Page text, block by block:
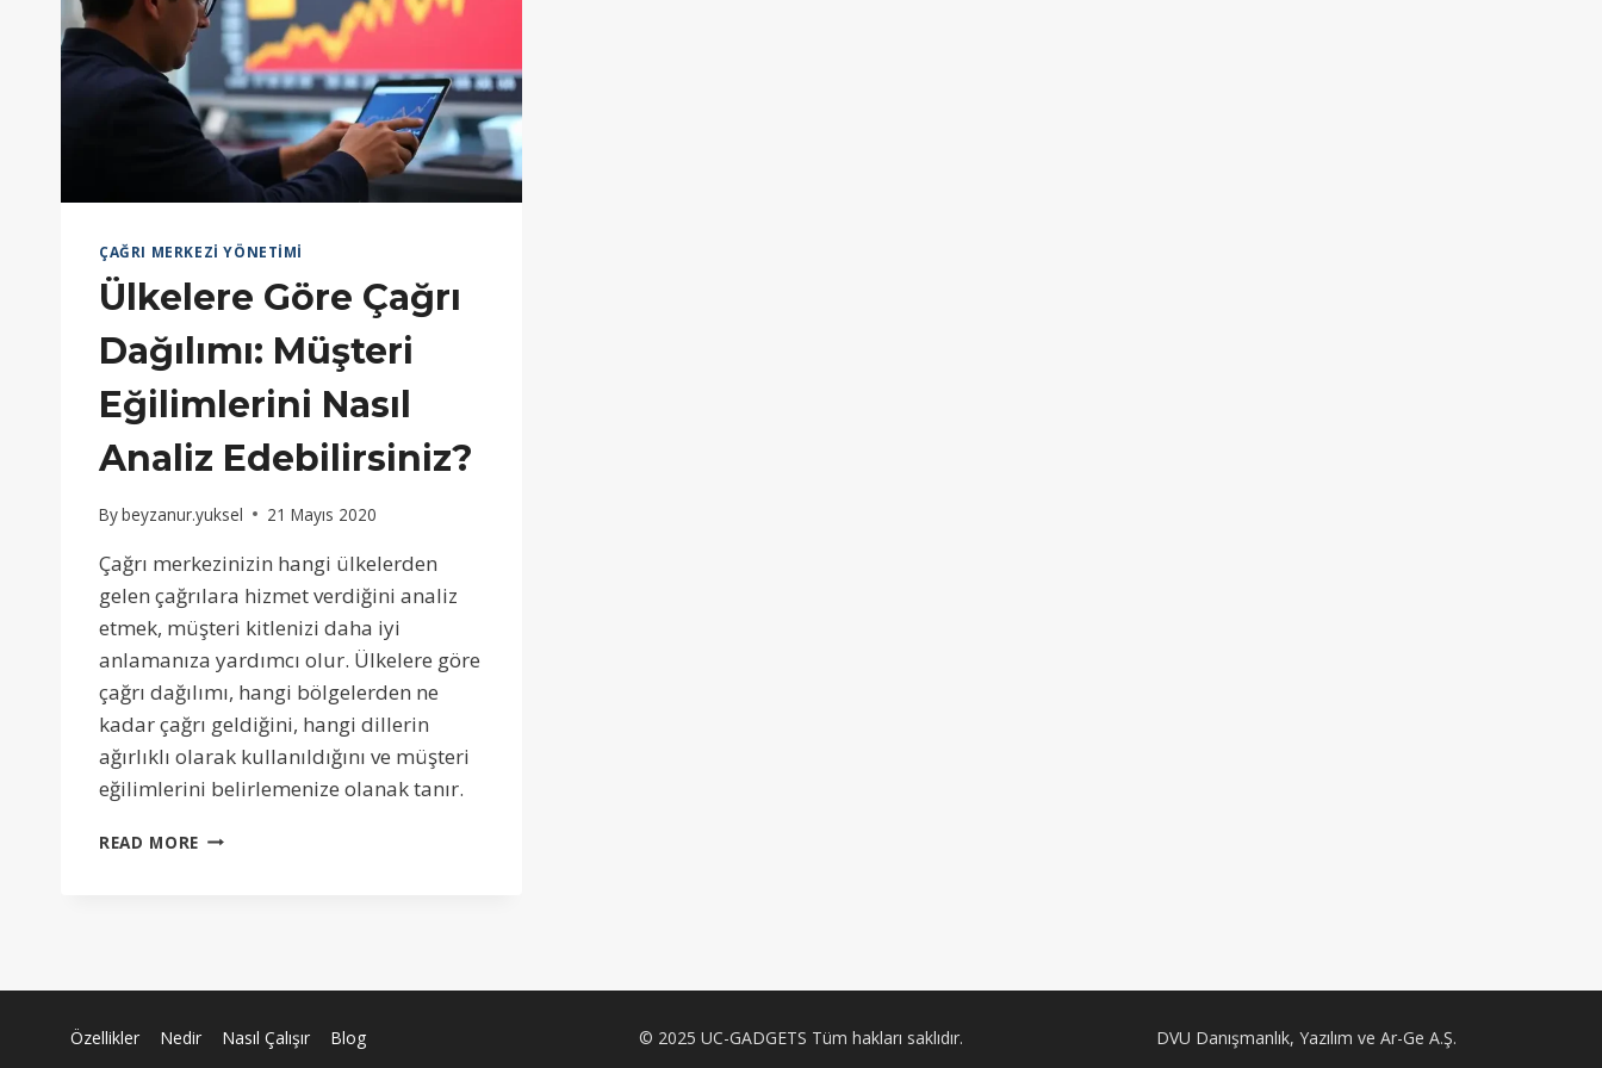
ÇAĞRI MERKEZI YÖNETIMI
Ülkelere Göre Çağrı
Dağılımı: Müşteri
Eğilimlerini Nasıl
Analiz Edebilirsiniz?
Bybeyzanur.yuksel 21 Mayıs 2020
Çağrı merkezinizin hangi ülkelerden
gelen çağrılara hizmet verdiğini analiz
etmek, müşteri kitlenizi daha iyi
anlamanıza yardımcı olur. Ülkelere göre
çağrı dağılımı, hangi bölgelerden ne
kadar çağrı geldiğini, hangi dillerin
ağırlıklı olarak kullanıldığını ve müşteri
eğilimlerini belirlemenize olanak tanır.
READ MORE ÜLKELERE
NASIL
EDEBILIRSINIZ?
Özellikler Nedir Nasıl Çalışır Blog © 2025 UC-GADGETS Tüm hakları saklıdır. DVU Danışmanlık, Yazılım ve Ar-Ge A.Ş.